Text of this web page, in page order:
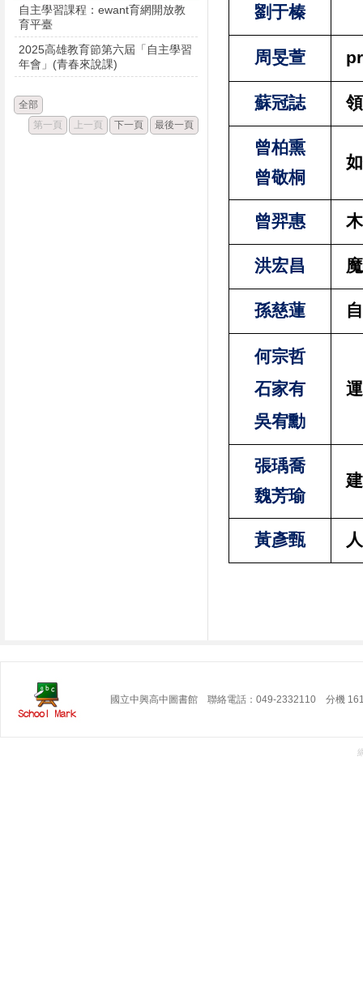
自主學習課程：ewant育網開放教
育平臺
2025高雄教育節第六屆「自主學習
年會」(青春來說課)
全部
第一頁
上一頁 下一頁 最後一頁
劉于榛
周旻萱
蘇冠誌
曾柏熏
曾敬桐
曾羿惠
洪宏昌
孫慈蓮
何宗哲
石家有
吳宥勳
張瑀喬
魏芳瑜
黃彥甄
國立中興高中圖書館 聯絡電話：049-2332110 分機